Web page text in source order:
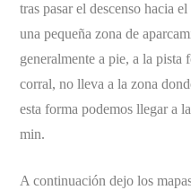
tras pasar el descenso hacia
una pequeña zona de
generalmente a pie, a la pista
corral, no lleva a la zona
esta forma podemos llegar a
min.
A continuación dejo los